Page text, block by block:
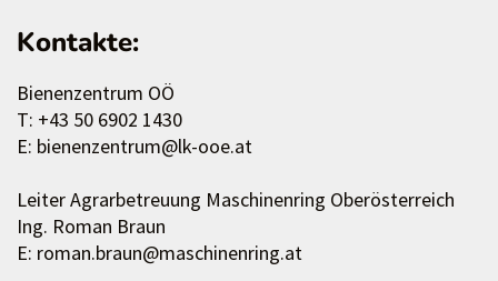
Kontakte:
Bienenzentrum OÖ
T: +43 50 6902 1430
E: bienenzentrum@lk-ooe.at
Leiter Agrarbetreuung Maschinenring Oberösterreich
Ing. Roman Braun
E: roman.braun@maschinenring.at